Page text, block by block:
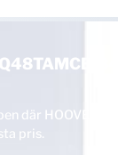
84
där HOOVER
pris.